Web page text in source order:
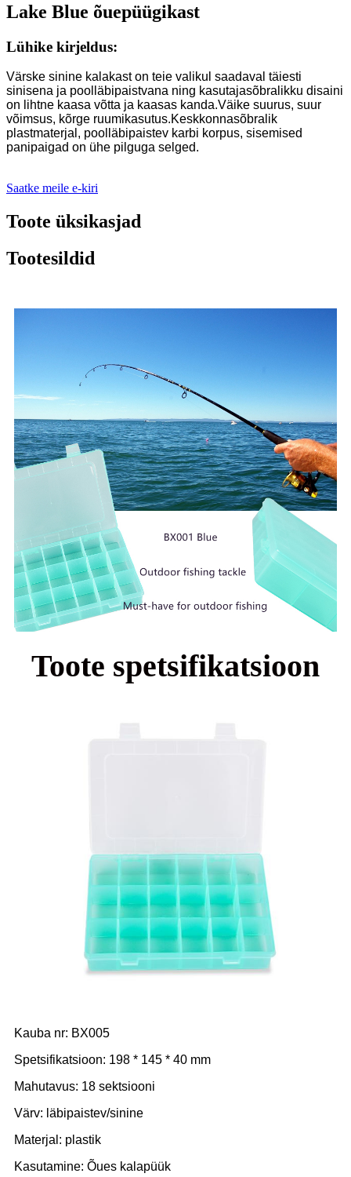
Lake Blue õuepüügikast
Lühike kirjeldus:
Värske sinine kalakast on teie valikul saadaval täiesti
sinisena ja poolläbipaistvana ning kasutajasõbralikku disaini
on lihtne kaasa võtta ja kaasas kanda.Väike suurus, suur
võimsus, kõrge ruumikasutus.Keskkonnasõbralik
plastmaterjal, poolläbipaistev karbi korpus, sisemised
panipaigad on ühe pilguga selged.
Saatke meile e-kiri
Toote üksikasjad
Tootesildid
Toote spetsifikatsioon
Kauba nr: BX005
Spetsifikatsioon: 198 * 145 * 40 mm
Mahutavus: 18 sektsiooni
Värv: läbipaistev/sinine
Materjal: plastik
Kasutamine: Õues kalapüük